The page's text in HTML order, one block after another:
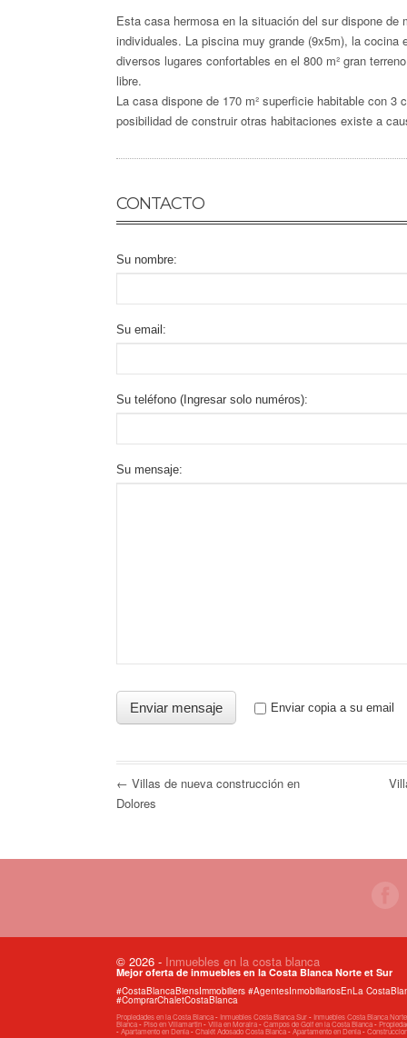
Esta casa hermosa en la situación del sur dispone de
individuales. La piscina muy grande (9x5m), la
diversos lugares confortables en el 800 m² gran
libre.
La casa dispone de 170 m² superficie habitable con 3
posibilidad de construir otras habitaciones existe a
CONTACTO
Su nombre:
Su email:
Su teléfono (Ingresar solo numéros):
Su mensaje:
Enviar copia a su email
← Villas de nueva construcción en
Dolores
© 2026 - Inmuebles en la costa blanca
Mejor oferta de inmuebles en la Costa Blanca Norte et Sur
#CostaBlancaBiensImmobiliers #AgentesInmobiliariosEnLa
#ComprarChaletCostaBlanca
Propiedades en la Costa Blanca- Inmuebles Costa Blanca Sur- Inmuebles Costa Blanca Norte
Blanca-Piso en Villamartin-Villa en Moraira-Campos de Golf en la Costa Blanca-
-Apartamento en Denia-Chalét Adosado Costa Blanca-Apartamento en Denia-